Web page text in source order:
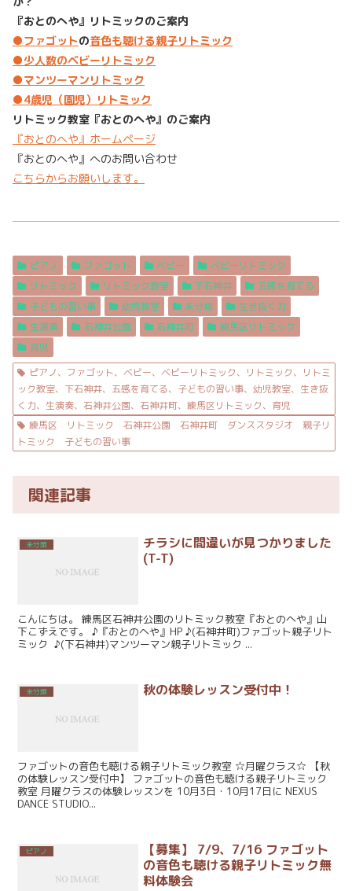
『おとのへや』リトミックのご案内
●ファゴットの音色も聴ける親子リトミック
●少人数のベビーリトミック
●マンツーマンリトミック
●4歳児（園児）リトミック
リトミック教室『おとのへや』のご案内
『おとのへや』ホームページ
『おとのへや』へのお問い合わせ
こちらからお願いします。
ピアノ ファゴット ベビー
ベビーリトミック
リトミック
リトミック教室 下石神井
五感を育てる
子どもの習い事
幼児教室 未分類
生き抜く力
生演奏
石神井公園 石神井町
練馬区リトミック
育児
ピアノ、ファゴット、ベビー、ベビーリトミック、リトミック、リトミ
ック教室、下石神井、五感を育てる、子どもの習い事、幼児教室、生き抜
く力、生演奏、石神井公園、石神井町、練馬区リトミック、育児
練馬区 リトミック 石神井公園 石神井町 ダンススタジオ 親子リ
トミック 子どもの習い事
関連記事
未分類
チラシに間違いが見つかりました
(T-T)
こんにちは。 練馬区石神井公園のリトミック教室『おとのへや』山
下こずえです。 ♪『おとのへや』HP ♪(石神井町)ファゴット親子リト
ミック ♪(下石神井)マンツーマン親子リトミック ...
未分類 秋の体験レッスン受付中！
ファゴットの音色も聴ける親子リトミック教室 ☆月曜クラス☆ 【秋
の体験レッスン受付中】 ファゴットの音色も聴ける親子リトミック
教室 月曜クラスの体験レッスンを 10月3日・10月17日に NEXUS
DANCE STUDIO...
ピアノ
【募集】 7/9、7/16 ファゴット
の音色も聴ける親子リトミック無
料体験会